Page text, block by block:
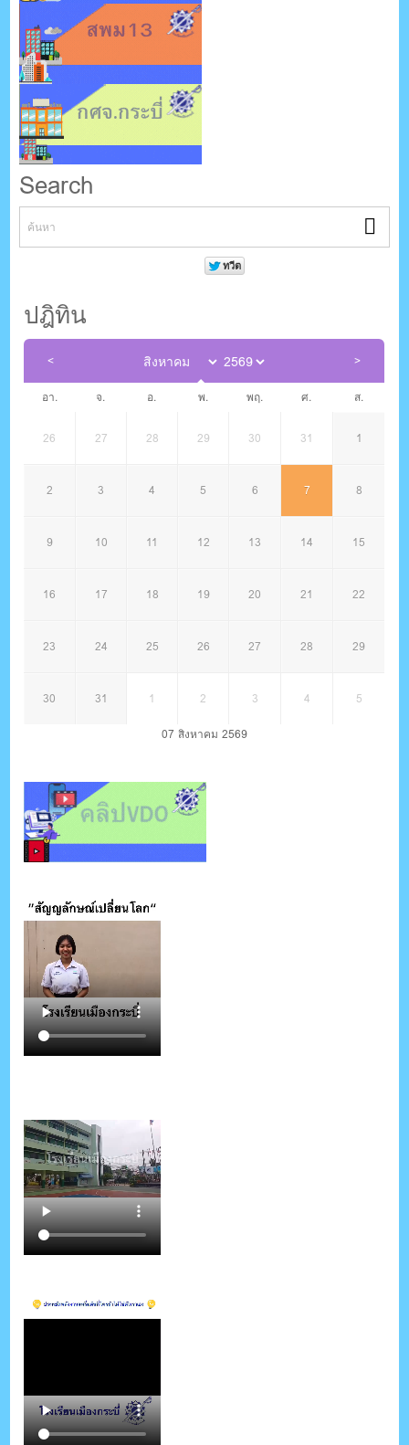
Search
ปฎิทิน
อา. จ. อ. พ. พฤ. ศ. ส.
26 27 28 29 30 31 1
2 3 4 5 6 7 8
9 10 11 12 13 14 15
16 17 18 19 20 21 22
23 24 25 26 27 28 29
30 31 1 2 3 4 5
07 สิงหาคม 2569